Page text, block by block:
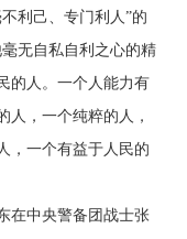
利己、专门利人”的
无自私自利之心的精
的人。一个人能力有
人，一个纯粹的人，
，一个有益于人民的
中央警备团战士张